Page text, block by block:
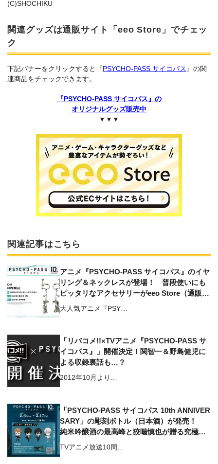
(C)SHOCHIKU
関連グッズは通販サイト「eeo Store」でチェッ
ク
下記バナーをクリックすると『PSYCHO-PASS サイコパス』の関
連商品をチェックできます。
『PSYCHO-PASS サイコパス』の
オリジナルグッズ販売中
▼▼▼
関連記事はこちら
アニメ『PSYCHO-PASS サイコパス』のイヤ
リング＆ネックレスが登場！ 普段使いにも
ピッタリなアクセサリーがeeo Store（通販）
で好評予約受付中
大人気アニメ『PSY…
「リバコメ!!×TVアニメ『PSYCHO-PASS サ
イコパス』」開催決定！関智一＆野島健児に
よる収録裏話も…？
2012年10月より…
「PSYCHO-PASS サイコパス 10th ANNIVER
SARY」の彫刻ボトル（日本酒）が発売！
純米吟醸酒の最高峰と狡噛慎也が贈る究極の
コラボアイテム
TVアニメ放送10周…